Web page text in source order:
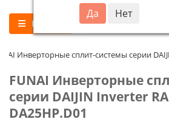
Каталог
Инверторные сплит-системы серии
FUNAI Инверторные
серии DAIJIN Inverter
DA25HP.D01